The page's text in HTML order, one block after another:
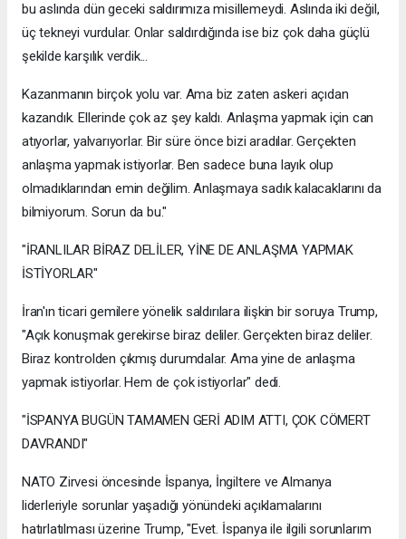
bu aslında dün geceki saldırımıza misillemeydi. Aslında iki değil,
üç tekneyi vurdular. Onlar saldırdığında ise biz çok daha güçlü
şekilde karşılık verdik...
Kazanmanın birçok yolu var. Ama biz zaten askeri açıdan
kazandık. Ellerinde çok az şey kaldı. Anlaşma yapmak için can
atıyorlar, yalvarıyorlar. Bir süre önce bizi aradılar. Gerçekten
anlaşma yapmak istiyorlar. Ben sadece buna layık olup
olmadıklarından emin değilim. Anlaşmaya sadık kalacaklarını da
bilmiyorum. Sorun da bu."
"İRANLILAR BİRAZ DELİLER, YİNE DE ANLAŞMA YAPMAK
İSTİYORLAR"
İran'ın ticari gemilere yönelik saldırılara ilişkin bir soruya Trump,
"Açık konuşmak gerekirse biraz deliler. Gerçekten biraz deliler.
Biraz kontrolden çıkmış durumdalar. Ama yine de anlaşma
yapmak istiyorlar. Hem de çok istiyorlar" dedi.
"İSPANYA BUGÜN TAMAMEN GERİ ADIM ATTI, ÇOK CÖMERT
DAVRANDI"
NATO Zirvesi öncesinde İspanya, İngiltere ve Almanya
liderleriyle sorunlar yaşadığı yönündeki açıklamalarını
hatırlatılması üzerine Trump, "Evet. İspanya ile ilgili sorunlarım